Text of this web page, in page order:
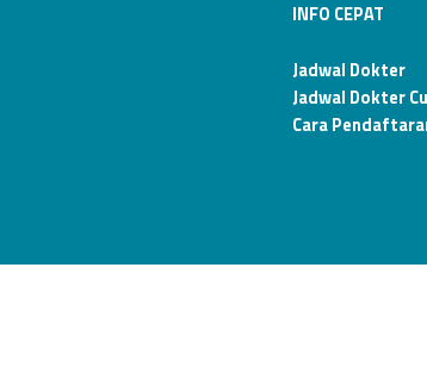
INFO CEPAT
Jadwal Dokter
Jadwal Dokter
Cara